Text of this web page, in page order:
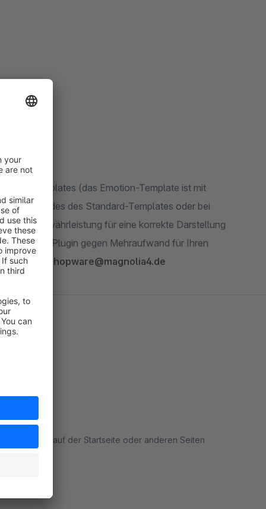
5.2.x)
Templates (das Emotion-Template ist mit
Quellcodes des Standard-Templates oder bei
keine Gewährleistung für eine korrekte Darstellung
Fall unser Plugin gegen Mehraufwand für Ihren
uns auf:
shopware@magnolia4.de
auf der Startseite oder anderen Seiten